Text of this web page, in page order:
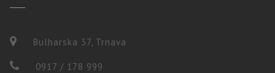
Bulharska 37, Trnava
0917 / 178 999